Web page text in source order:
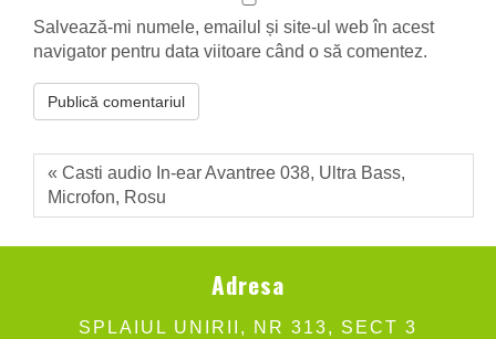
Salvează-mi numele, emailul și site-ul web în acest
navigator pentru data viitoare când o să comentez.
« Casti audio In-ear Avantree 038, Ultra Bass,
Microfon, Rosu
Adresa
SPLAIUL UNIRII, NR 313, SECT 3